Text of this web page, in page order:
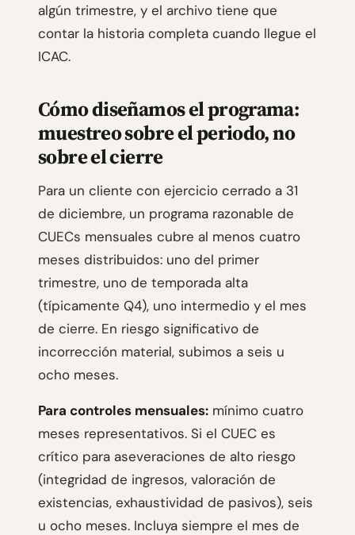
algún trimestre, y el archivo tiene que
contar la historia completa cuando llegue el
ICAC.
Cómo diseñamos el programa:
muestreo sobre el periodo, no
sobre el cierre
Para un cliente con ejercicio cerrado a 31
de diciembre, un programa razonable de
CUECs mensuales cubre al menos cuatro
meses distribuidos: uno del primer
trimestre, uno de temporada alta
(típicamente Q4), uno intermedio y el mes
de cierre. En riesgo significativo de
incorrección material, subimos a seis u
ocho meses.
Para controles mensuales: mínimo cuatro
meses representativos. Si el CUEC es
crítico para aseveraciones de alto riesgo
(integridad de ingresos, valoración de
existencias, exhaustividad de pasivos), seis
u ocho meses. Incluya siempre el mes de